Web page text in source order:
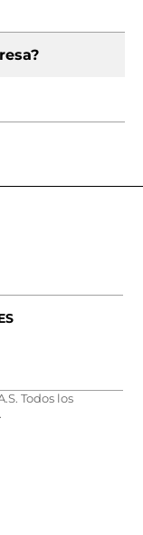
Todos los